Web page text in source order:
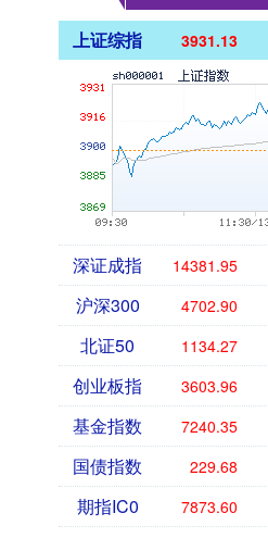
上证综指 3931.13
深证成指 14381.95
沪深300 4702.90
北证50 1134.27
创业板指 3603.96
基金指数 7240.35
国债指数 229.68
期指IC0 7873.60